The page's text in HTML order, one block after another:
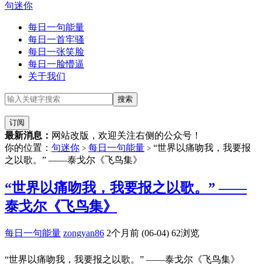
句迷你
每日一句能量
每日一首牢骚
每日一张笑脸
每日一脸懵逼
关于我们
订阅
最新消息： 网站改版，欢迎关注右侧的公众号！
你的位置： 句迷你 > 每日一句能量 > “世界以痛吻我，我要报
之以歌。” ——泰戈尔《飞鸟集》
“世界以痛吻我，我要报之以歌。” ——
泰戈尔《飞鸟集》
每日一句能量 zongyan86 2个月前 (06-04) 62浏览
“世界以痛吻我，我要报之以歌。” ——泰戈尔《飞鸟集》